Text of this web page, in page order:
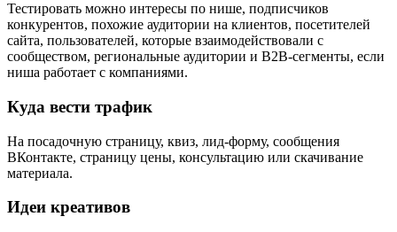
Тестировать можно интересы по нише, подписчиков
конкурентов, похожие аудитории на клиентов, посетителей
сайта, пользователей, которые взаимодействовали с
сообществом, региональные аудитории и B2B-сегменты, если
ниша работает с компаниями.
Куда вести трафик
На посадочную страницу, квиз, лид-форму, сообщения
ВКонтакте, страницу цены, консультацию или скачивание
материала.
Идеи креативов